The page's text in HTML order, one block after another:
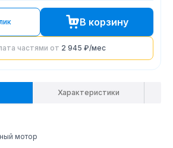
В корзину
частями от 2 945 ₽/мес
Характеристики
мотор